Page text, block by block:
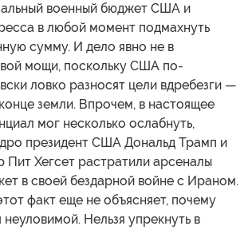
военный бюджет США и
в любой момент подмахнуть
сумму. И дело явно не в
мощи, поскольку США по-
ловко разносят цели вдребезги —
земли. Впрочем, в настоящее
мог несколько ослабнуть,
президент США Дональд Трамп и
Пит Хегсет растратили арсеналы
в своей бездарной войне с Ираном.
факт еще не объясняет, почему
Нельзя упрекнуть в